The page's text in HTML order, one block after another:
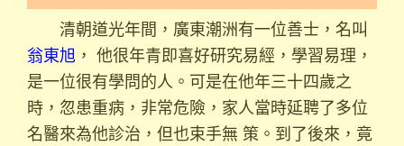
清朝道光年間，廣東潮洲有一位善士，名叫
翁東旭 ， 他很年青即喜好研究易經，學習易理，
是一位很有學問的人。可是在他年三十四歲之
時，忽患重病，非常危險，家人當時延聘了多位
名醫來為他診治，但也束手無 策。到了後來，竟